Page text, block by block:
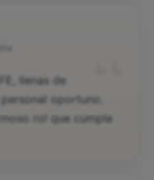
“
llenas de
oportuno.
rol que cumple